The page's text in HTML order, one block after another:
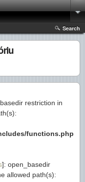
Search
restriction in
functions.php
]: open_basedir
allowed path(s):